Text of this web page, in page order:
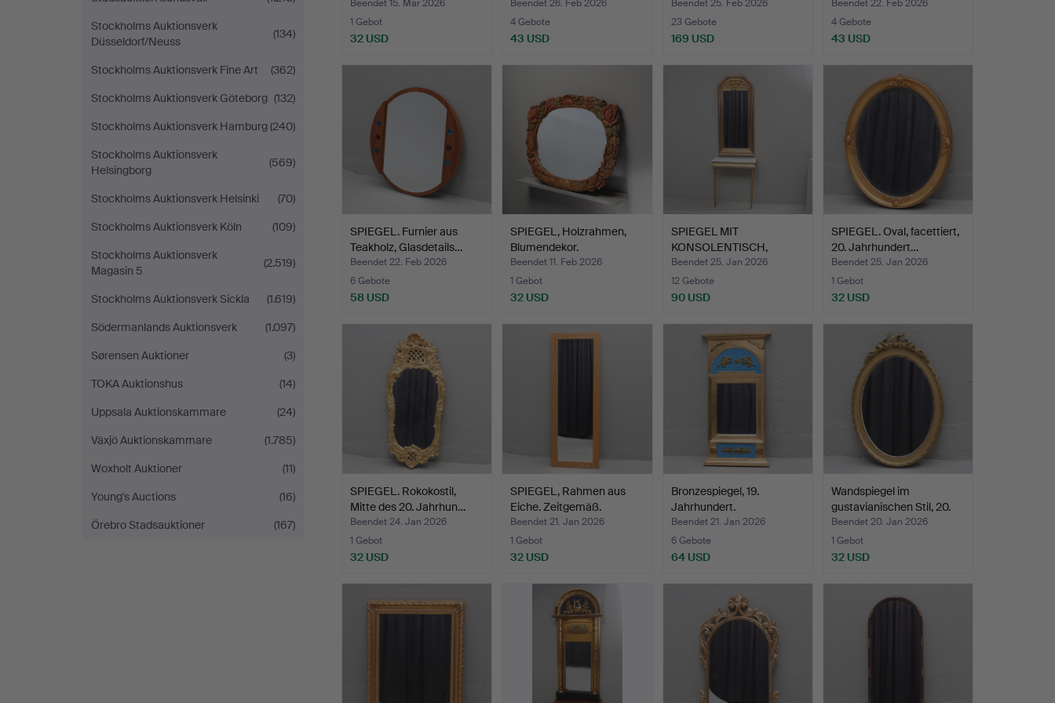
Stockholms Auktionsverk
Düsseldorf/Neuss
(134)
Stockholms Auktionsverk Fine Art
(362)
Stockholms Auktionsverk Göteborg (132)
Stockholms Auktionsverk Hamburg(240)
Stockholms Auktionsverk
Helsingborg
(569)
Stockholms Auktionsverk Helsinki
(70)
Stockholms Auktionsverk Köln
(109)
Stockholms Auktionsverk
Magasin 5
(2.519)
Stockholms Auktionsverk Sickla
(1.619)
Södermanlands Auktionsverk
(1.097)
Sørensen Auktioner
(3)
TOKA Auktionshus
(14)
Uppsala Auktionskammare
(24)
Växjö Auktionskammare
(1.785)
Woxholt Auktioner
(11)
Young's Auctions
(16)
Örebro Stadsauktioner
(167)
Beendet 15. Mär 2026
1 Gebot
32 USD
Beendet 26. Feb 2026
4 Gebote
43 USD
Konsolen…
Beendet 25. Feb 2026
23 Gebote
169 USD
Beendet 22. Feb 2026
4 Gebote
43 USD
SPIEGEL. Furnier aus
Teakholz, Glasdetails…
Beendet 22. Feb 2026
6 Gebote
58 USD
SPIEGEL, Holzrahmen,
Blumendekor.
Beendet 11. Feb 2026
1 Gebot
32 USD
SPIEGEL MIT
KONSOLENTISCH,
Vergoldung, fac…
Beendet 25. Jan 2026
12 Gebote
90 USD
SPIEGEL. Oval, facettiert,
20. Jahrhundert…
Beendet 25. Jan 2026
1 Gebot
32 USD
SPIEGEL. Rokokostil,
Mitte des 20. Jahrhun…
Beendet 24. Jan 2026
1 Gebot
32 USD
SPIEGEL, Rahmen aus
Eiche. Zeitgemäß.
Beendet 21. Jan 2026
1 Gebot
32 USD
Bronzespiegel, 19.
Jahrhundert.
Beendet 21. Jan 2026
6 Gebote
64 USD
Wandspiegel im
gustavianischen Stil, 20.
J…
Beendet 20. Jan 2026
1 Gebot
32 USD